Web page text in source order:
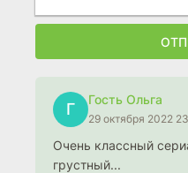
Г
Гость Ольга
29 октября 2022
Очень классный
грустный...